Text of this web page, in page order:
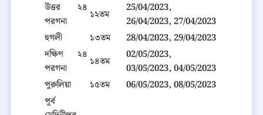
উত্তর ২৪
পরগনা
১২তম
25/04/2023,
26/04/2023, 27/04/2023
হুগলী
১৩তম
28/04/2023, 29/04/2023
দক্ষিণ ২৪
পরগনা
১৪তম
02/05/2023,
03/05/2023, 04/05/2023
পুরুলিয়া
১৫তম
06/05/2023, 08/05/2023
পূর্ব